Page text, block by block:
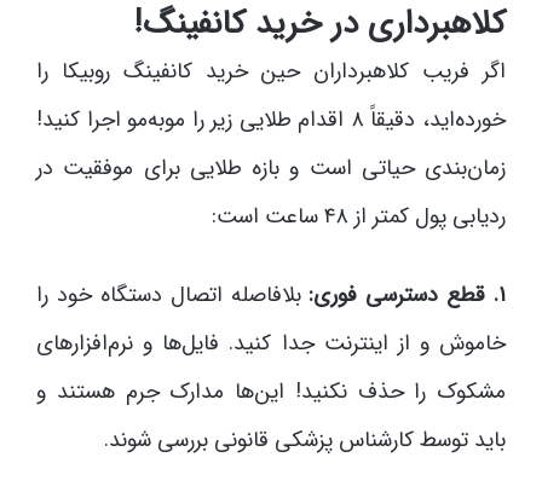
کلاهبرداری در خرید کانفینگ!
اگر فریب کلاهبرداران حین خرید کانفینگ روبیکا را
خورده‌اید، دقیقاً ۸ اقدام طلایی زیر را موبه‌مو اجرا کنید!
زمان‌بندی حیاتی است و بازه طلایی برای موفقیت در
ردیابی پول کمتر از ۴۸ ساعت است:
۱. قطع دسترسی فوری:
بلافاصله اتصال دستگاه خود را
خاموش و از اینترنت جدا کنید. فایل‌ها و نرم‌افزارهای
مشکوک را حذف نکنید! این‌ها مدارک جرم هستند و
باید توسط کارشناس پزشکی قانونی بررسی شوند.